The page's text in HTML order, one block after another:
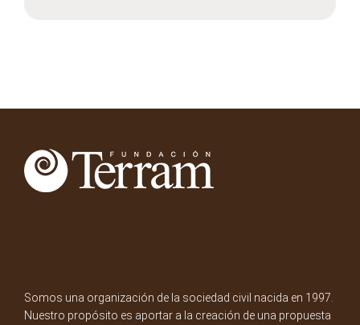
Somos una organización de la sociedad civil nacida en 1997.
Nuestro propósito es aportar a la creación de una propuesta